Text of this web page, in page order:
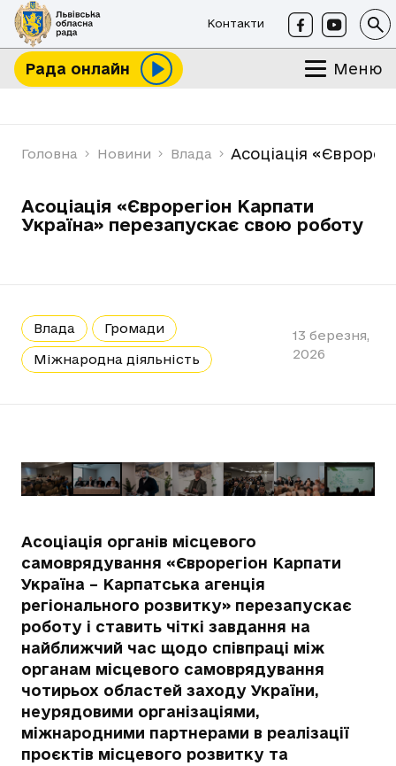
Контакти
Рада онлайн Меню
Головна Новини Влада Асоціація
Асоціація «Єврорегіон Карпати
Україна» перезапускає свою роботу
Влада Громади
Міжнародна діяльність
13 березня,
2026
Асоціація органів місцевого
самоврядування «Єврорегіон Карпати
Україна – Карпатська агенція
регіонального розвитку» перезапускає
роботу і ставить чіткі завдання на
найближчий час щодо співпраці між
органам місцевого самоврядування
чотирьох областей заходу України,
неурядовими організаціями,
міжнародними партнерами в реалізації
проєктів місцевого розвитку та